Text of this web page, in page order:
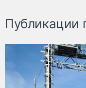
Публикации